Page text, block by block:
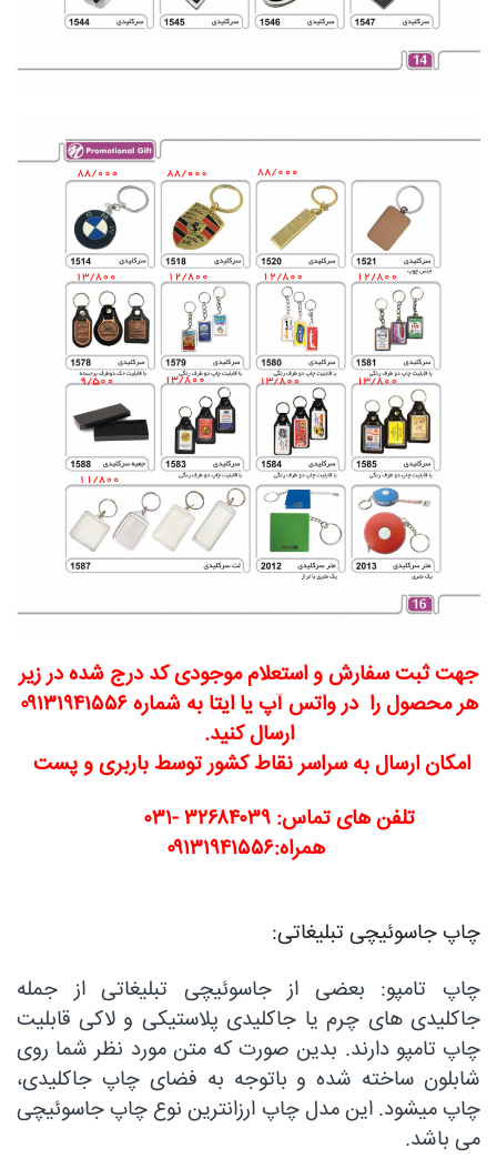
جهت ثبت سفارش و استعلام موجودی کد درج شده در زیر
هر محصول را
در واتس آپ یا ایتا به شماره ۰۹۱۳۱۹۴۱۵۵۶
ارسال کنید.
امکان ارسال به سراسر نقاط کشور توسط باربری و پست
همراه:۰۹۱۳۱۹۴۱۵۵۶
چاپ جاسوئیچی تبلیغاتی:
چاپ تامپو: بعضی از جاسوئیچی تبلیغاتی از جمله
جاکلیدی های چرم یا جاکلیدی پلاستیکی و لاکی قابلیت
چاپ تامپو دارند. بدین صورت که متن مورد نظر شما روی
شابلون ساخته شده و باتوجه به فضای چاپ جاکلیدی،
چاپ میشود. این مدل چاپ ارزانترین نوع چاپ جاسوئیچی
می باشد.